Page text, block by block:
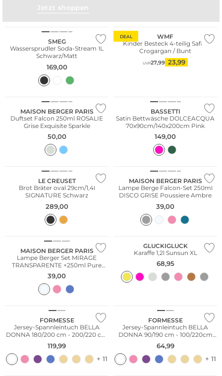
Jetzt shoppen
SMEG
Wassersprudler Soda-Stream 1L
Schwarz/Matt
169,00
DEAL
WMF
Kinder Besteck 4-teilig Safari
Crogargan / Bunt
UVP27,99 23,99
MAISON BERGER PARIS
Duftset Falcon 250ml ROSALIE
Grise Exquisite Sparkle
50,00
BASSETTI
Satin Bettwäsche DOLCEACQUA
70x90cm/140x200cm Pink
149,00
LE CREUSET
Brot Bräter oval 29cm/1,4l
SIGNATURE Schwarz
289,00
MAISON BERGER PARIS
Lampe Berge Falcon-Set 250ml
DISCO GRISE Poussiere Ambre
39,00
MAISON BERGER PARIS
Lampe Berger Set MIRAGE
TRANSPARENTE +250ml Pure
White Tea
39,00
GLUCKIGLUCK
Karaffe 1,2l Sunsun XL
68,95
FORMESSE
Jersey-Spannleintuch BELLA
DONNA 180/200 cm - 200/220 cm
Weiss
119,99
+ 11
FORMESSE
Jersey-Spannleintuch BELLA
DONNA 90/190 cm - 100/220cm
Weiss
64,99
+ 11